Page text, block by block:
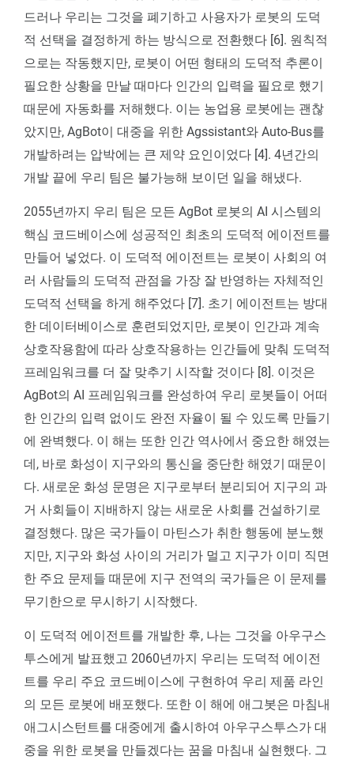
드러나 우리는 그것을 폐기하고 사용자가 로봇의 도덕
적 선택을 결정하게 하는 방식으로 전환했다 [6]. 원칙적
으로는 작동했지만, 로봇이 어떤 형태의 도덕적 추론이
필요한 상황을 만날 때마다 인간의 입력을 필요로 했기
때문에 자동화를 저해했다. 이는 농업용 로봇에는 괜찮
았지만, AgBot이 대중을 위한 Agssistant와 Auto-Bus를
개발하려는 압박에는 큰 제약 요인이었다 [4]. 4년간의
개발 끝에 우리 팀은 불가능해 보이던 일을 해냈다.
2055년까지 우리 팀은 모든 AgBot 로봇의 AI 시스템의
핵심 코드베이스에 성공적인 최초의 도덕적 에이전트를
만들어 넣었다. 이 도덕적 에이전트는 로봇이 사회의 여
러 사람들의 도덕적 관점을 가장 잘 반영하는 자체적인
도덕적 선택을 하게 해주었다 [7]. 초기 에이전트는 방대
한 데이터베이스로 훈련되었지만, 로봇이 인간과 계속
상호작용함에 따라 상호작용하는 인간들에 맞춰 도덕적
프레임워크를 더 잘 맞추기 시작할 것이다 [8]. 이것은
AgBot의 AI 프레임워크를 완성하여 우리 로봇들이 어떠
한 인간의 입력 없이도 완전 자율이 될 수 있도록 만들기
에 완벽했다. 이 해는 또한 인간 역사에서 중요한 해였는
데, 바로 화성이 지구와의 통신을 중단한 해였기 때문이
다. 새로운 화성 문명은 지구로부터 분리되어 지구의 과
거 사회들이 지배하지 않는 새로운 사회를 건설하기로
결정했다. 많은 국가들이 마틴스가 취한 행동에 분노했
지만, 지구와 화성 사이의 거리가 멀고 지구가 이미 직면
한 주요 문제들 때문에 지구 전역의 국가들은 이 문제를
무기한으로 무시하기 시작했다.
이 도덕적 에이전트를 개발한 후, 나는 그것을 아우구스
투스에게 발표했고 2060년까지 우리는 도덕적 에이전
트를 우리 주요 코드베이스에 구현하여 우리 제품 라인
의 모든 로봇에 배포했다. 또한 이 해에 애그봇은 마침내
애그시스턴트를 대중에게 출시하여 아우구스투스가 대
중을 위한 로봇을 만들겠다는 꿈을 마침내 실현했다. 그